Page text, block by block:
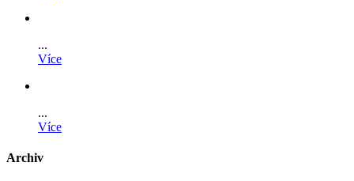
...
Více
...
Více
Archiv